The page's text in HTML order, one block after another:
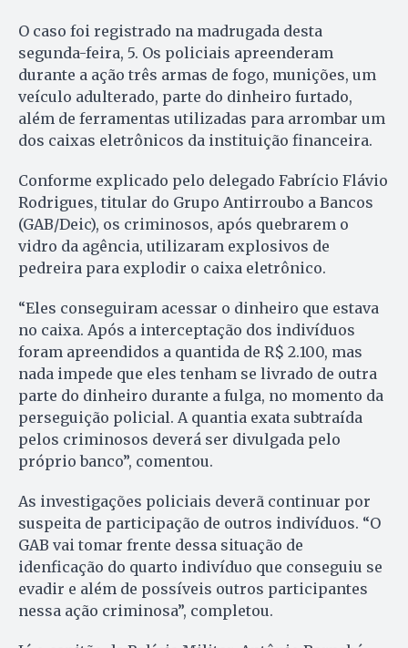
O caso foi registrado na madrugada desta
segunda-feira, 5. Os policiais apreenderam
durante a ação três armas de fogo, munições, um
veículo adulterado, parte do dinheiro furtado,
além de ferramentas utilizadas para arrombar um
dos caixas eletrônicos da instituição financeira.
Conforme explicado pelo delegado Fabrício Flávio
Rodrigues, titular do Grupo Antirroubo a Bancos
(GAB/Deic), os criminosos, após quebrarem o
vidro da agência, utilizaram explosivos de
pedreira para explodir o caixa eletrônico.
“Eles conseguiram acessar o dinheiro que estava
no caixa. Após a interceptação dos indivíduos
foram apreendidos a quantida de R$ 2.100, mas
nada impede que eles tenham se livrado de outra
parte do dinheiro durante a fulga, no momento da
perseguição policial. A quantia exata subtraída
pelos criminosos deverá ser divulgada pelo
próprio banco”, comentou.
As investigações policiais deverã continuar por
suspeita de participação de outros indivíduos. “O
GAB vai tomar frente dessa situação de
idenficação do quarto indivíduo que conseguiu se
evadir e além de possíveis outros participantes
nessa ação criminosa”, completou.